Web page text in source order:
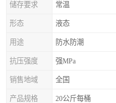
储存要求 常温
形态 液态
用途 防水防潮
抗压强度 强MPa
销售地域 全国
产品规格 20公斤每桶